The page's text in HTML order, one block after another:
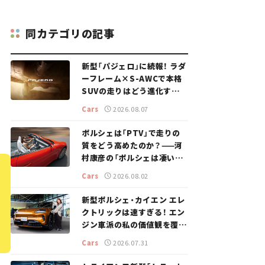
同カテゴリの記事
新型「パジェロ」に続報！ ラダ
ーフレーム×S-AWCで本格
SUVの走りはどう進化する？
【新車ニュース】
Cars 2026.08.07
ポルシェは「PTV」で走りの
質をどう高めたのか？——河
村康彦の「ポルシェは凄い！」
Cars 2026.08.02
新型ポルシェ・カイエン エレ
クトリックは速すぎる！ エン
ジン車派の私の価値観を覆し
た、新しいポルシェの走り。
Cars 2026.07.31